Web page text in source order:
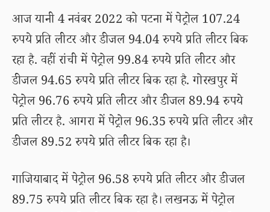
आज यानी 4 नवंबर 2022 को पटना में पेट्रोल 107.24
रुपये प्रति लीटर और डीजल 94.04 रुपये प्रति लीटर बिक
रहा है. वहीं रांची में पेट्रोल 99.84 रुपये प्रति लीटर और
डीजल 94.65 रुपये प्रति लीटर बिक रहा है. गोरखपुर में
पेट्रोल 96.76 रुपये प्रति लीटर और डीजल 89.94 रुपये
प्रति लीटर है. आगरा में पेट्रोल 96.35 रुपये प्रति लीटर और
डीजल 89.52 रुपये प्रति लीटर बिक रहा है।
गाजियाबाद में पेट्रोल 96.58 रुपये प्रति लीटर और डीजल
89.75 रुपये प्रति लीटर बिक रहा है। लखनऊ में पेट्रोल